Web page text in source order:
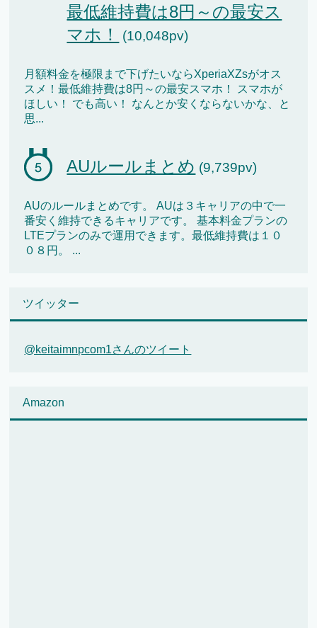
最低維持費は8円～の最安ス
マホ！
(10,048pv)
月額料金を極限まで下げたいならXperiaXZsがオス
スメ！最低維持費は8円～の最安スマホ！ スマホが
ほしい！ でも高い！ なんとか安くならないかな、と
思...
AUルールまとめ (9,739pv)
AUのルールまとめです。 AUは３キャリアの中で一
番安く維持できるキャリアです。 基本料金プランの
LTEプランのみで運用できます。最低維持費は１０
０８円。 ...
ツイッター
@keitaimnpcom1さんのツイート
Amazon